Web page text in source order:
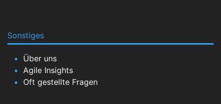
Sonstiges
Über uns
Agile Insights
Oft gestellte Fragen